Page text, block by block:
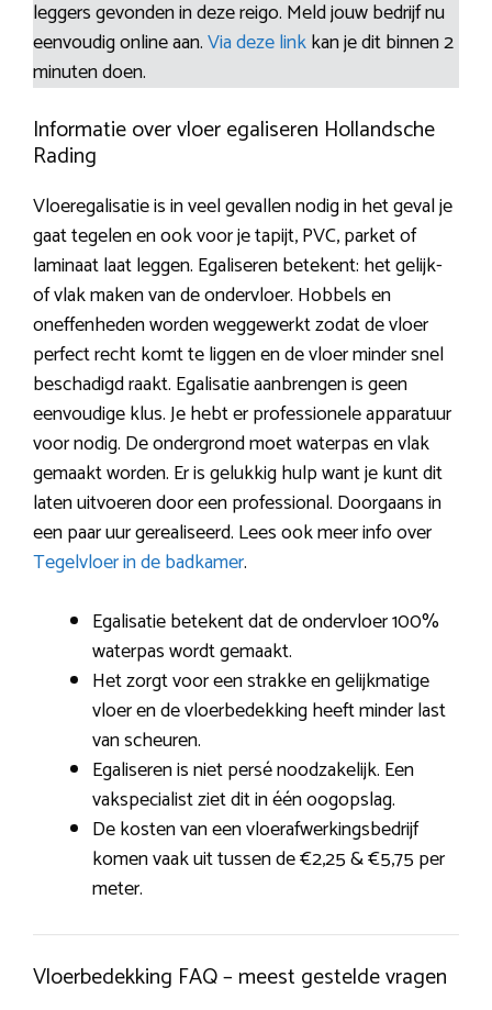
leggers gevonden in deze reigo. Meld jouw bedrijf nu
eenvoudig online aan.Via deze linkkan je dit binnen 2
minuten doen.
Informatie over vloer egaliseren Hollandsche
Rading
Vloeregalisatie is in veel gevallen nodig in het geval je
gaat tegelen en ook voor je tapijt, PVC, parket of
laminaat laat leggen. Egaliseren betekent: het gelijk-
of vlak maken van de ondervloer. Hobbels en
oneffenheden worden weggewerkt zodat de vloer
perfect recht komt te liggen en de vloer minder snel
beschadigd raakt. Egalisatie aanbrengen is geen
eenvoudige klus. Je hebt er professionele apparatuur
voor nodig. De ondergrond moet waterpas en vlak
gemaakt worden. Er is gelukkig hulp want je kunt dit
laten uitvoeren door een professional. Doorgaans in
een paar uur gerealiseerd. Lees ook meer info over
Tegelvloer in de badkamer.
Egalisatie betekent dat de ondervloer 100%
waterpas wordt gemaakt.
Het zorgt voor een strakke en gelijkmatige
vloer en de vloerbedekking heeft minder last
van scheuren.
Egaliseren is niet persé noodzakelijk. Een
vakspecialist ziet dit in één oogopslag.
De kosten van een vloerafwerkingsbedrijf
komen vaak uit tussen de €2,25 & €5,75 per
meter.
Vloerbedekking FAQ – meest gestelde vragen